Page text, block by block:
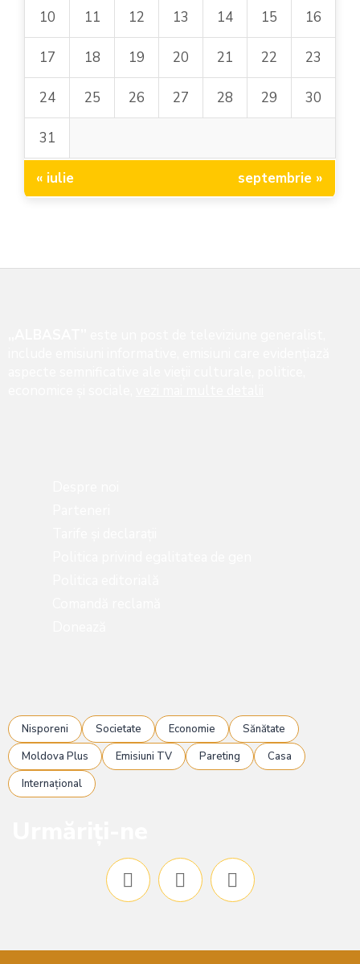
10 11 12 13 14 15 16
17 18 19 20 21 22 23
24 25 26 27 28 29 30
31
« iulie septembrie »
Nisporeni Societate Economie
Sănătate
Moldova Plus
Emisiuni TV Pareting
Casa
Internațional